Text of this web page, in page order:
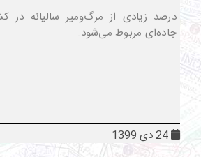
درصد زیادی از مرگ‌ومیر سالیانه در
جاده‌ای مربوط می‌شود.